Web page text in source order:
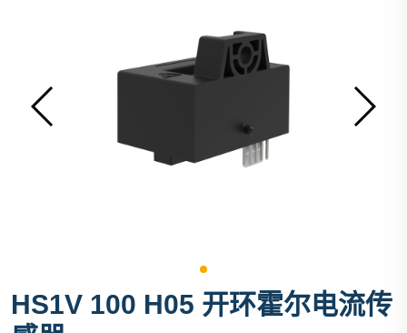
HS1V 100 H05 开环霍尔电流传